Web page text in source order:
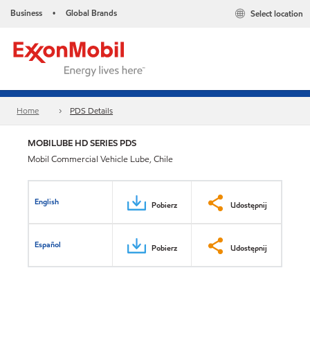
Business • Global Brands Select location
Home PDS Details
MOBILUBE HD SERIES PDS
Mobil Commercial Vehicle Lube, Chile
English Pobierz Udostępnij
Español Pobierz Udostępnij